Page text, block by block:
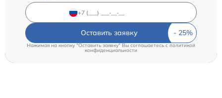
Оставить заявку
Нажимая на кнопку "Оставить заявку" Вы соглашаетесь cполитикой
конфиденциальности